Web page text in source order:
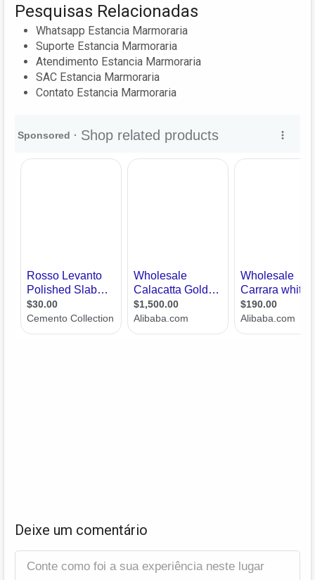
Pesquisas Relacionadas
Whatsapp Estancia Marmoraria
Suporte Estancia Marmoraria
Atendimento Estancia Marmoraria
SAC Estancia Marmoraria
Contato Estancia Marmoraria
Deixe um comentário